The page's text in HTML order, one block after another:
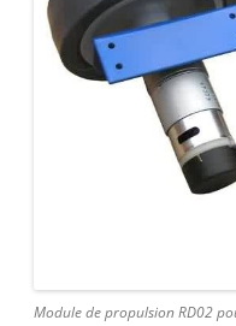
Module de propulsion RD02